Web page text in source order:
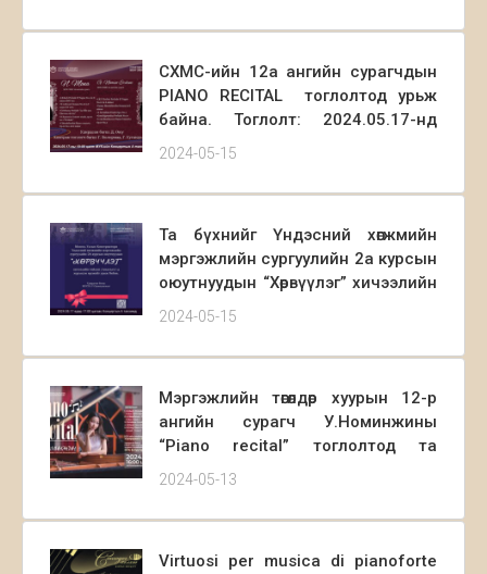
Улсын Консерваторийн Б танхимд
Улсын Филармонийн концертын
танхимд тус тус болно.
СХМС-ийн 12а ангийн сурагчдын
PIANO RECITAL тоглолтод урьж
байна. Тоглолт: 2024.05.17-нд
19:00 цагт Концертын А танхимд
2024-05-15
Та бүхнийг Үндэсний хөгжмийн
мэргэжлийн сургуулийн 2а курсын
оюутнуудын “Хөрвүүлэг” хичээлийн
тайланд хүрэлцэн ирэхийг урьж
Концертын А заал
2024-05-15
Мэргэжлийн төгөлдөр хуурын 12-р
ангийн сурагч У.Номинжины
“Piano recital” тоглолтод та
бүхнийг хүрэлцэн ирэхийг урьж
2024-05-13
Virtuosi per musica di pianoforte